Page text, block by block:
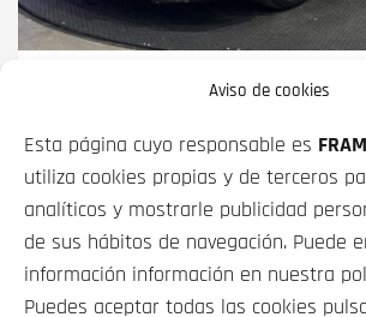
Aviso de cookies
Esta página cuyo responsable es
utiliza cookies propias y de terceros
analíticos y mostrarle publicidad
de sus hábitos de navegación. Puede
información información en nuestra
Puedes aceptar todas las cookies
27 900€ desde360€/mes*